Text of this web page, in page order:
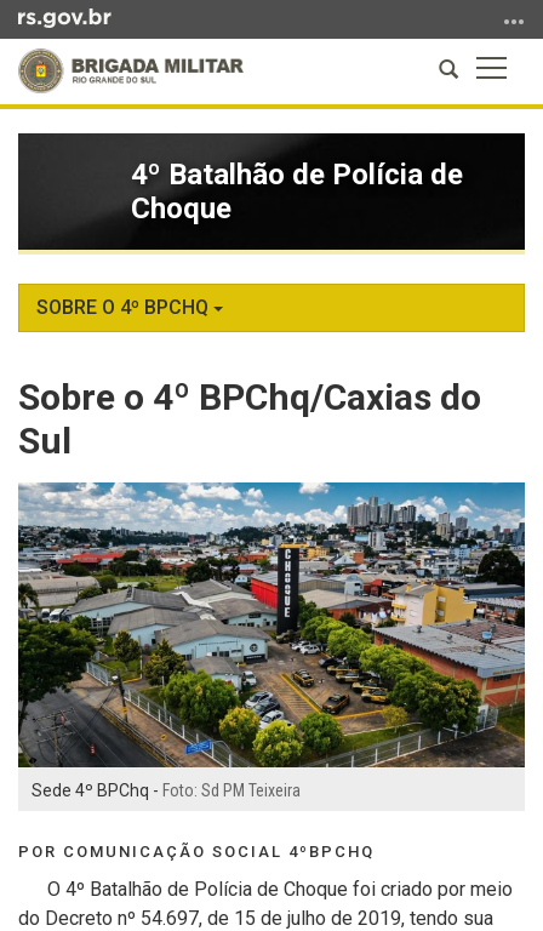
para
conteúdo
busca
a
Abrir
a
busca
4º Batalhão de Polícia de
Choque
SOBRE O 4º BPCHQ
Sobre o 4º BPChq/Caxias do
Sul
Sede 4º BPChq - Foto: Sd PM Teixeira
POR COMUNICAÇÃO SOCIAL 4ºBPCHQ
O 4º Batalhão de Polícia de Choque foi criado por meio
do Decreto nº 54.697, de 15 de julho de 2019, tendo sua